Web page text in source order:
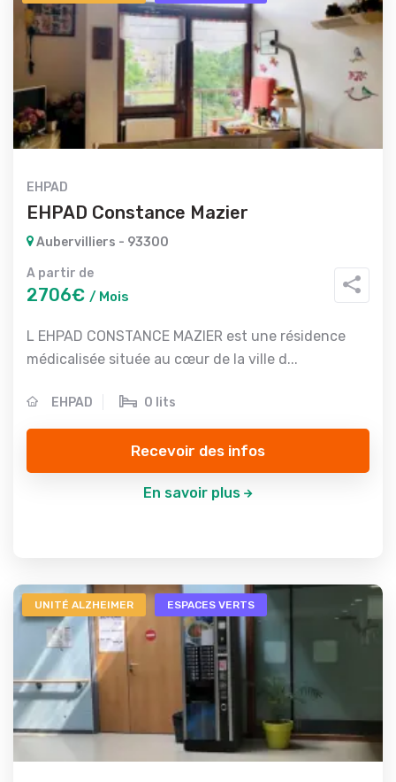
EHPAD
EHPAD Constance Mazier
Aubervilliers - 93300
A partir de
2706€ / Mois
L EHPAD CONSTANCE MAZIER est une résidence
médicalisée située au cœur de la ville d...
EHPAD 0 lits
Recevoir des infos
En savoir plus
UNITÉ ALZHEIMER ESPACES VERTS